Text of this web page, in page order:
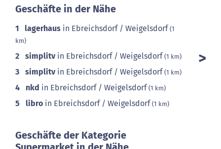
Geschäfte in der Nähe
1 lagerhaus in Ebreichsdorf / Weigelsdorf(1
km)
2 simplitvin Ebreichsdorf / Weigelsdorf(1 km)
3 simplitvin Ebreichsdorf / Weigelsdorf(1 km)
4 nkd in Ebreichsdorf / Weigelsdorf(1 km)
5 libro in Ebreichsdorf / Weigelsdorf(1 km)
Geschäfte der Kategorie